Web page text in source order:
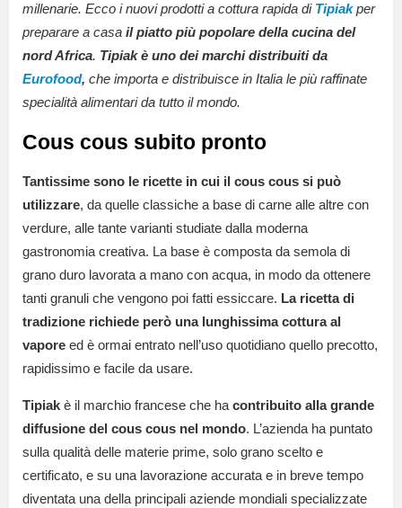
millenarie. Ecco i nuovi prodotti a cottura rapida di Tipiakper
preparare a casa il piatto più popolare della cucina del
nord Africa. Tipiak è uno dei marchi distribuiti da
Eurofood, che importa e distribuisce in Italia le più raffinate
specialità alimentari da tutto il mondo.
Cous cous subito pronto
Tantissime sono le ricette in cui il cous cous si può
utilizzare, da quelle classiche a base di carne alle altre con
verdure, alle tante varianti studiate dalla moderna
gastronomia creativa. La base è composta da semola di
grano duro lavorata a mano con acqua, in modo da ottenere
tanti granuli che vengono poi fatti essiccare. La ricetta di
tradizione richiede però una lunghissima cottura al
vapore ed è ormai entrato nell’uso quotidiano quello precotto,
rapidissimo e facile da usare.
Tipiak è il marchio francese che ha contribuito alla grande
diffusione del cous cous nel mondo. L’azienda ha puntato
sulla qualità delle materie prime, solo grano scelto e
certificato, e su una lavorazione accurata e in breve tempo
diventata una della principali aziende mondiali specializzate